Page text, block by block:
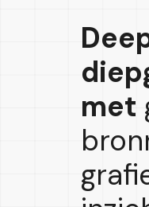
met